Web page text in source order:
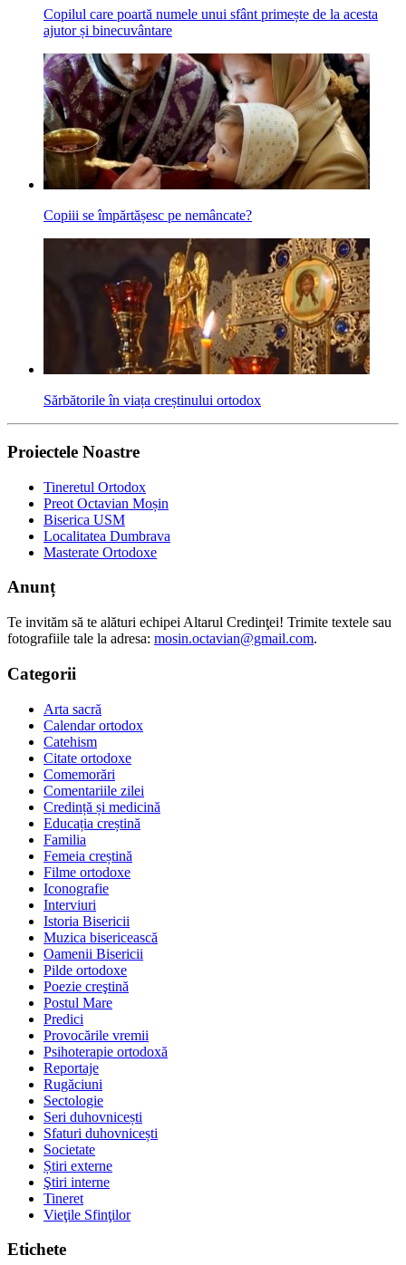
Copilul care poartă numele unui sfânt primește de la acesta
ajutor și binecuvântare
Copiii se împărtășesc pe nemâncate?
Sărbătorile în viața creștinului ortodox
Proiectele Noastre
Tineretul Ortodox
Preot Octavian Moșin
Biserica USM
Localitatea Dumbrava
Masterate Ortodoxe
Anunț
Te invităm să te alături echipei Altarul Credinţei! Trimite textele sau
fotografiile tale la adresa: mosin.octavian@gmail.com.
Categorii
Arta sacră
Calendar ortodox
Catehism
Citate ortodoxe
Comemorări
Comentariile zilei
Credință și medicină
Educația creștină
Familia
Femeia creștină
Filme ortodoxe
Iconografie
Interviuri
Istoria Bisericii
Muzica bisericească
Oamenii Bisericii
Pilde ortodoxe
Poezie creştină
Postul Mare
Predici
Provocările vremii
Psihoterapie ortodoxă
Reportaje
Rugăciuni
Sectologie
Seri duhovnicești
Sfaturi duhovnicești
Societate
Știri externe
Ştiri interne
Tineret
Vieţile Sfinţilor
Etichete